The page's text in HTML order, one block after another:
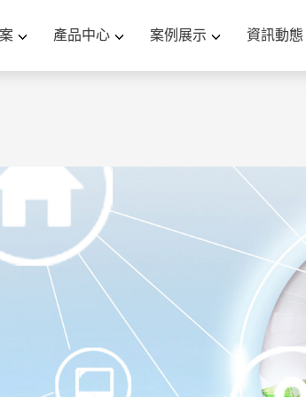
三区小蝌蚪-亚洲欧美精品一区二区-污
利一区二区-无码国产精品一区二区色情
產品中心 案例展示 資訊動態